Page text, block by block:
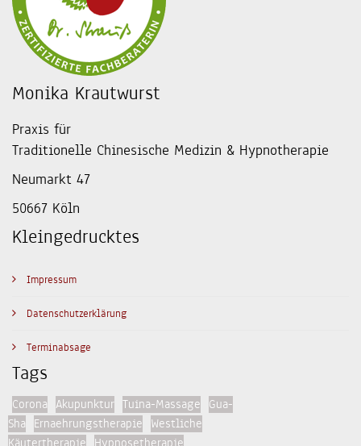
Monika Krautwurst
Praxis für
Traditionelle Chinesische Medizin & Hypnotherapie
Neumarkt 47
50667 Köln
Kleingedrucktes
Impressum
Datenschutzerklärung
Terminabsage
Tags
Corona Akupunktur Tuina-Massage Gua-
Sha Ernaehrungstherapie Westliche